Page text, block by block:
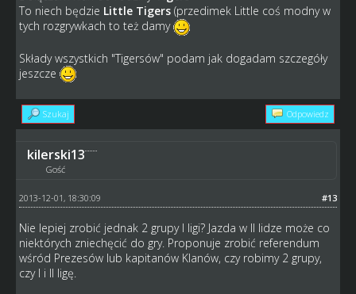
To niech będzie Little Tigers(przedimek Little coś modny w
tych rozgrywkach to też damy
Składy wszystkich "Tigersów" podam jak dogadam szczegóły
jeszcze
Szukaj Odpowiedz
kilerski13
Gość
#13
2013-12-01, 18:30:09
Nie lepiej zrobić jednak 2 grupy I ligi? Jazda w II lidze może co
niektórych zniechęcić do gry. Proponuje zrobić referendum
wśród Prezesów lub kapitanów Klanów, czy robimy 2 grupy,
czy I i II ligę.